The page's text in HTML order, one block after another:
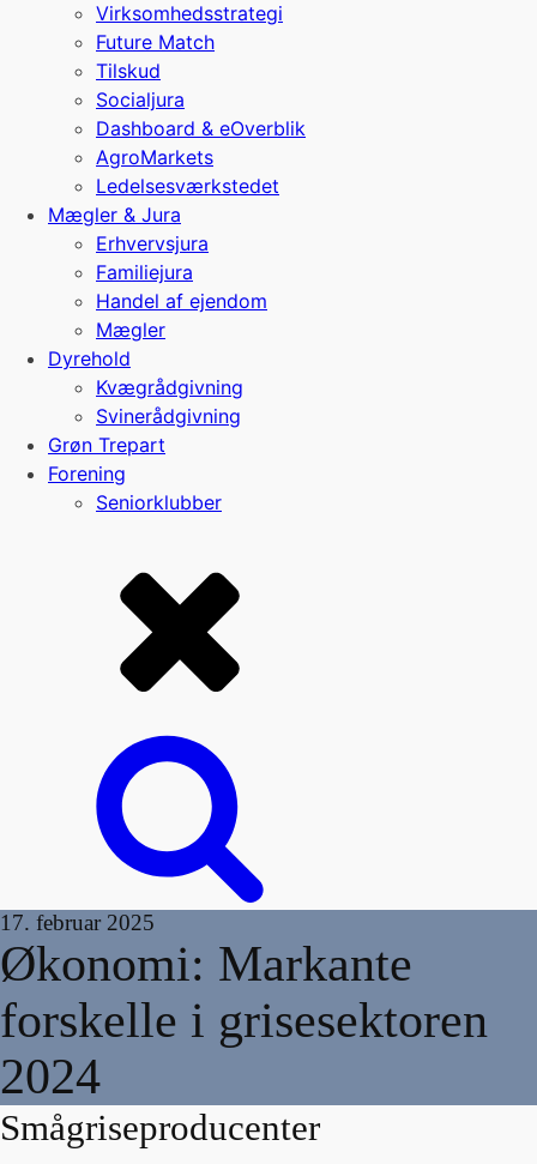
Virksomhedsstrategi
Future Match
Tilskud
Socialjura
Dashboard & eOverblik
AgroMarkets
Ledelsesværkstedet
Mægler & Jura
Erhvervsjura
Familiejura
Handel af ejendom
Mægler
Dyrehold
Kvægrådgivning
Svinerådgivning
Grøn Trepart
Forening
Seniorklubber
17. februar 2025
Økonomi: Markante
forskelle i grisesektoren
2024
Smågriseproducenter